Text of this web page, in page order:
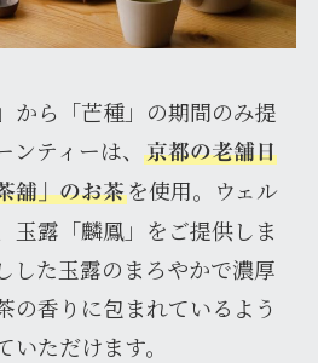
から「芒種」の期間のみ提
ティーは、
京都の老舗日
舖」のお茶を使用。ウェル
玉露「麟鳳」をご提供しま
した玉露のまろやかで濃厚
の香りに包まれているよう
ただけます。